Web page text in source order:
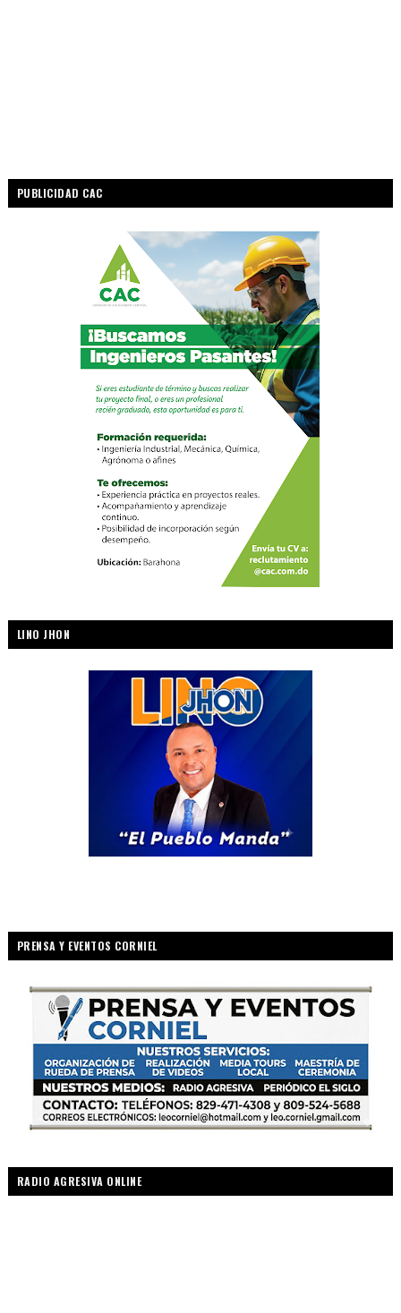
PUBLICIDAD CAC
LINO JHON
PRENSA Y EVENTOS CORNIEL
RADIO AGRESIVA ONLINE